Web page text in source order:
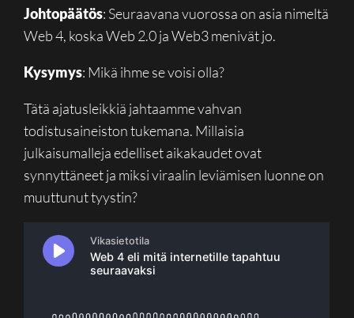
Johtopäätös: Seuraavana vuorossa on asia nimeltä
Web 4, koska Web 2.0 ja Web3 menivät jo.
Kysymys: Mikä ihme se voisi olla?
Tätä ajatusleikkiä jahtaamme vahvan
todistusaineiston tukemana. Millaisia
julkaisumalleja edelliset aikakaudet ovat
synnyttäneet ja miksi viraalin leviämisen luonne on
muuttunut tyystin?